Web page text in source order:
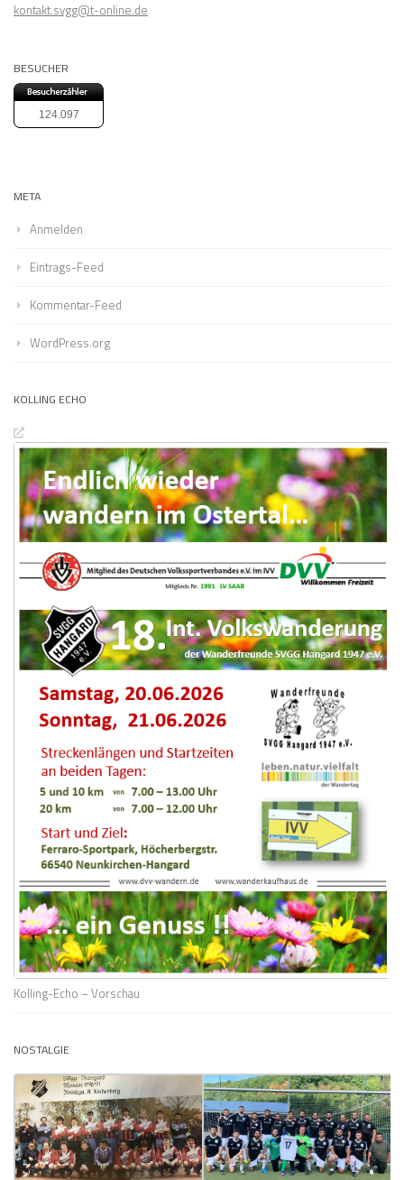
kontakt.svgg@t-online.de
BESUCHER
124.097
META
Anmelden
Eintrags-Feed
Kommentar-Feed
WordPress.org
KOLLING ECHO
Kolling-Echo – Vorschau
NOSTALGIE